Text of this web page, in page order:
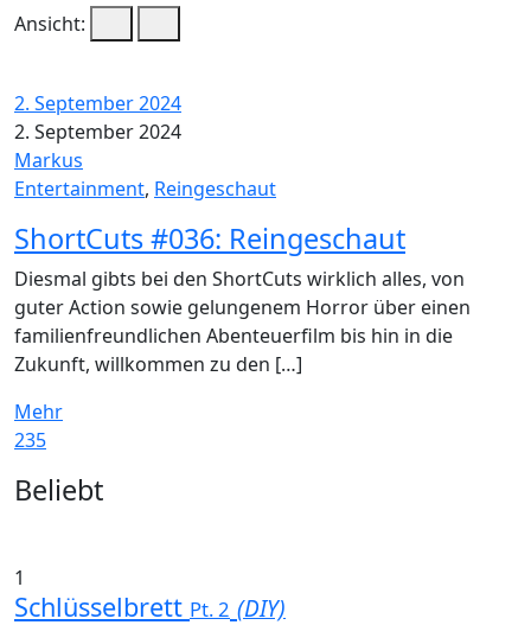
Ansicht:
2. September 2024
2. September 2024
Markus
Entertainment, Reingeschaut
ShortCuts #036: Reingeschaut
Diesmal gibts bei den ShortCuts wirklich alles, von
guter Action sowie gelungenem Horror über einen
familienfreundlichen Abenteuerfilm bis hin in die
Zukunft, willkommen zu den […]
Mehr
235
Widgets
Beliebt
1
Schlüsselbrett Pt. 2 (DIY)